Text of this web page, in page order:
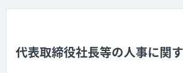
代表取締役社長等の人事に関